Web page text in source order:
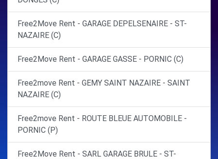
Free2Move Rent - GARAGE DEPELSENAIRE - ST-
NAZAIRE (C)
Free2Move Rent - GARAGE GASSE - PORNIC (C)
Free2move Rent - GEMY SAINT NAZAIRE - SAINT
NAZAIRE (C)
Free2move Rent - ROUTE BLEUE AUTOMOBILE -
PORNIC (P)
Free2Move Rent - SARL GARAGE BRULE - ST-